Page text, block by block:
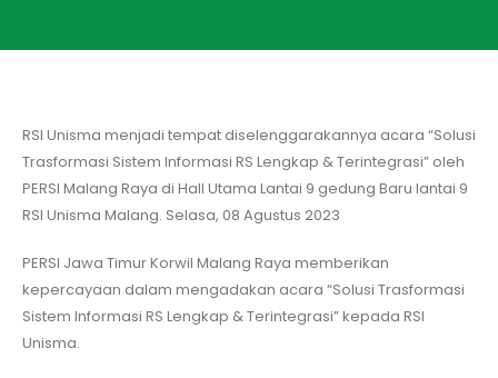
RSI Unisma menjadi tempat diselenggarakannya acara “Solusi
Trasformasi Sistem Informasi RS Lengkap & Terintegrasi” oleh
PERSI Malang Raya di Hall Utama Lantai 9 gedung Baru lantai 9
RSI Unisma Malang. Selasa, 08 Agustus 2023
PERSI Jawa Timur Korwil Malang Raya memberikan
kepercayaan dalam mengadakan acara “Solusi Trasformasi
Sistem Informasi RS Lengkap & Terintegrasi” kepada RSI
Unisma.